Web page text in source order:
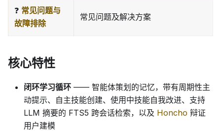
❓ 常见问题与
故障排除
常见问题及解决方案
核心特性
闭环学习循环 —— 智能体策划的记忆，带有周期性主
动提示、自主技能创建、使用中技能自我改进、支持
LLM 摘要的 FTS5 跨会话检索，以及 Honcho 辩证
用户建模